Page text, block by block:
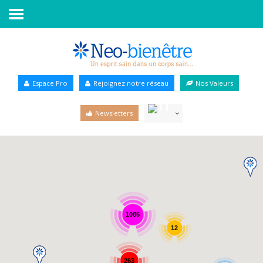
Annuaire Bien-être
Espace Pro Rejoignez notre réseau Nos Valeurs
Newsletters
1085
263
12